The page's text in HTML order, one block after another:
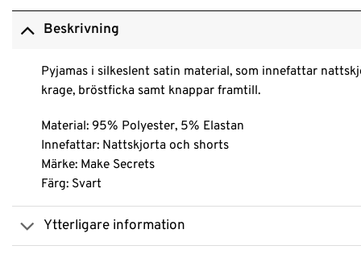
Beskrivning
Pyjamas i silkeslent satin material, som innefattar
krage, bröstficka samt knappar framtill.
Material:95% Polyester, 5% Elastan
Innefattar: Nattskjorta och shorts
Märke: Make Secrets
Färg: Svart
Ytterligare information